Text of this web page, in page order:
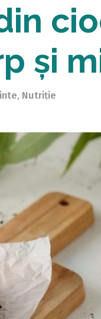
și
, Nutriție